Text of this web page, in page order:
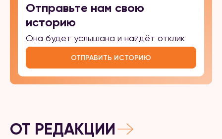
Отправьте нам свою
историю
Она будет услышана и найдёт отклик
ОТПРАВИТЬ ИСТОРИЮ
ОТ РЕДАКЦИИ